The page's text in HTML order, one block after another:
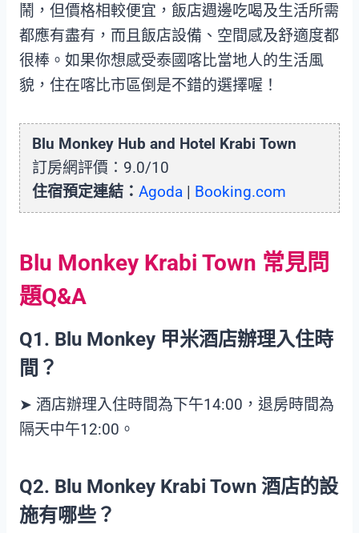
鬧，但價格相較便宜，飯店週邊吃喝及生活所需
都應有盡有，而且飯店設備、空間感及舒適度都
很棒。如果你想感受泰國喀比當地人的生活風
貌，住在喀比市區倒是不錯的選擇喔！
Blu Monkey Hub and Hotel Krabi Town
訂房網評價：9.0/10
住宿預定連結： Agoda | Booking.com
Blu Monkey Krabi Town 常見問
題Q&A
Q1. Blu Monkey 甲米酒店辦理入住時
間？
➤ 酒店辦理入住時間為下午14:00，退房時間為
隔天中午12:00。
Q2. Blu Monkey Krabi Town 酒店的設
施有哪些？